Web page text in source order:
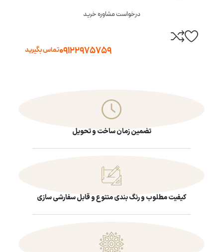
درخواست مشاوره خرید
09122975759تماس بگیرید
تضمین زمان ساخت و تحویل
کیفیت مطلوب و رنگ بندی متنوع و قابل سفارشی سازی